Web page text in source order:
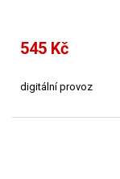
545 Kč
digitální provoz